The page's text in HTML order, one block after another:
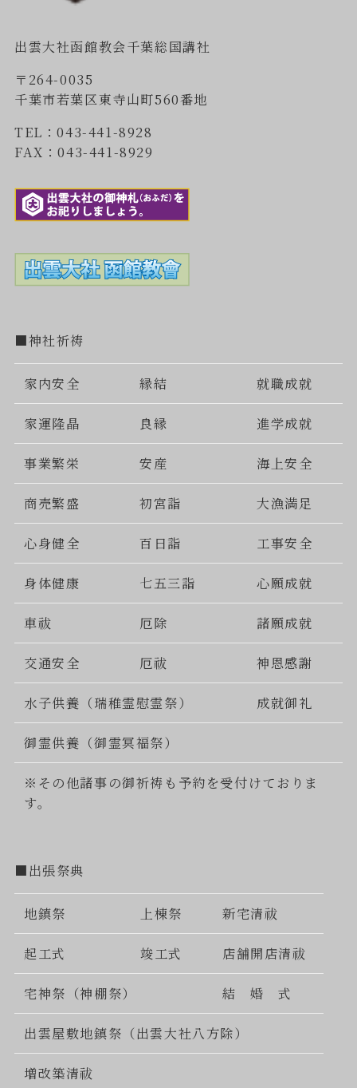
出雲大社函館教会千葉総国講社
〒264-0035
千葉市若葉区東寺山町560番地
TEL：043-441-8928
FAX：043-441-8929
■神社祈祷
家内安全 縁結 就職成就
家運隆晶 良縁 進学成就
事業繁栄 安産 海上安全
商売繁盛 初宮詣 大漁満足
心身健全 百日詣 工事安全
身体健康 七五三詣 心願成就
車祓 厄除 諸願成就
交通安全 厄祓 神恩感謝
水子供養（瑞稚霊慰霊祭） 成就御礼
御霊供養（御霊冥福祭）
※その他諸事の御祈祷も予約を受付けておりま
す。
■出張祭典
地鎮祭 上棟祭 新宅清祓
起工式 竣工式 店舗開店清祓
宅神祭（神棚祭） 結 婚 式
出雲屋敷地鎮祭（出雲大社八方除）
増改築清祓